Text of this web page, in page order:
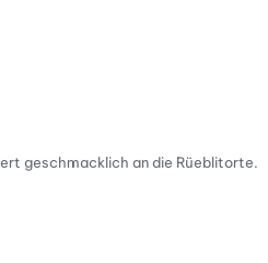
geschmacklich an die Rüeblitorte.